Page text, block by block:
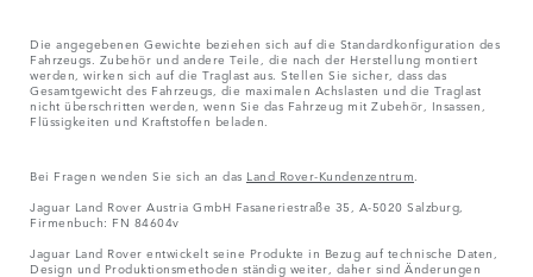
Die angegebenen Gewichte beziehen sich auf die Standardkonfiguration des
Fahrzeugs. Zubehör und andere Teile, die nach der Herstellung montiert
werden, wirken sich auf die Traglast aus. Stellen Sie sicher, dass das
Gesamtgewicht des Fahrzeugs, die maximalen Achslasten und die Traglast
nicht überschritten werden, wenn Sie das Fahrzeug mit Zubehör, Insassen,
Flüssigkeiten und Kraftstoffen beladen.
Bei Fragen wenden Sie sich an das Land Rover-Kundenzentrum
Jaguar Land Rover Austria GmbH Fasaneriestraße 35, A-5020 Salzburg,
Firmenbuch: FN 84604v
Jaguar Land Rover entwickelt seine Produkte in Bezug auf technische Daten,
Design und Produktionsmethoden ständig weiter, daher sind Änderungen